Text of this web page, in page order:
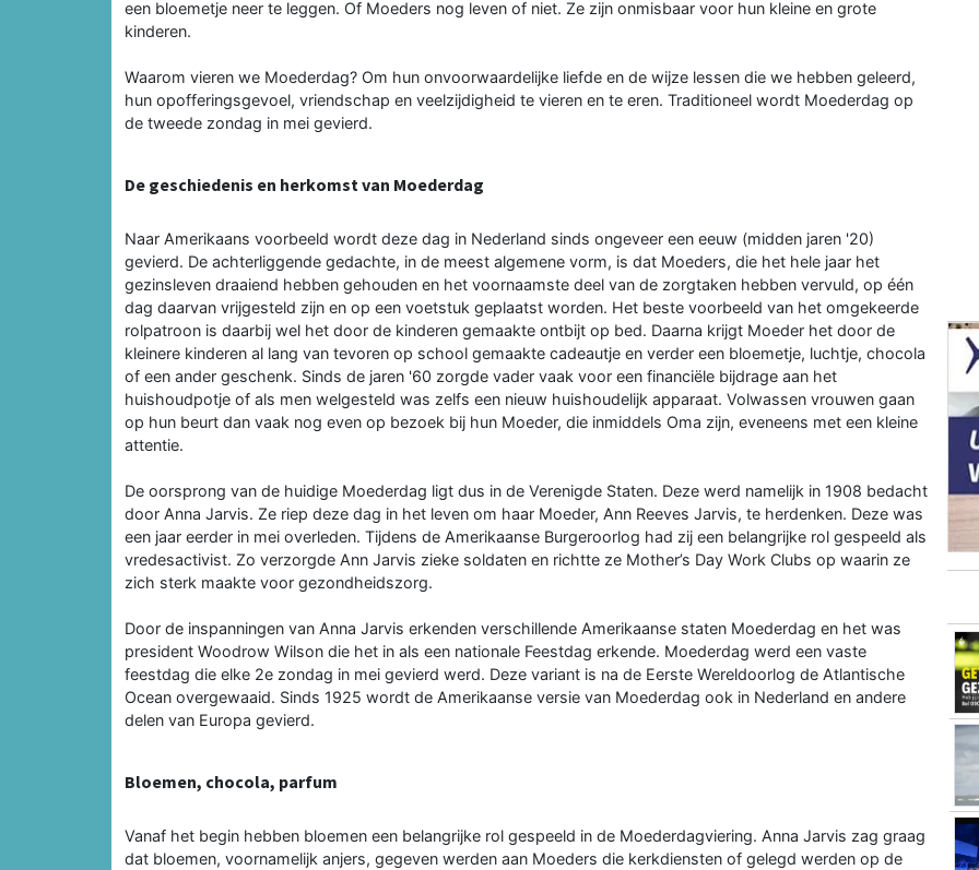
een bloemetje neer te leggen. Of Moeders nog leven of niet. Ze zijn onmisbaar voor hun kleine en grote
kinderen.
Waarom vieren we Moederdag? Om hun onvoorwaardelijke liefde en de wijze lessen die we hebben geleerd,
hun opofferingsgevoel, vriendschap en veelzijdigheid te vieren en te eren. Traditioneel wordt Moederdag op
de tweede zondag in mei gevierd.
De geschiedenis en herkomst van Moederdag
Naar Amerikaans voorbeeld wordt deze dag in Nederland sinds ongeveer een eeuw (midden jaren '20)
gevierd. De achterliggende gedachte, in de meest algemene vorm, is dat Moeders, die het hele jaar het
gezinsleven draaiend hebben gehouden en het voornaamste deel van de zorgtaken hebben vervuld, op één
dag daarvan vrijgesteld zijn en op een voetstuk geplaatst worden. Het beste voorbeeld van het omgekeerde
rolpatroon is daarbij wel het door de kinderen gemaakte ontbijt op bed. Daarna krijgt Moeder het door de
kleinere kinderen al lang van tevoren op school gemaakte cadeautje en verder een bloemetje, luchtje, chocola
of een ander geschenk. Sinds de jaren '60 zorgde vader vaak voor een financiële bijdrage aan het
huishoudpotje of als men welgesteld was zelfs een nieuw huishoudelijk apparaat. Volwassen vrouwen gaan
op hun beurt dan vaak nog even op bezoek bij hun Moeder, die inmiddels Oma zijn, eveneens met een kleine
attentie.
De oorsprong van de huidige Moederdag ligt dus in de Verenigde Staten. Deze werd namelijk in 1908 bedacht
door Anna Jarvis. Ze riep deze dag in het leven om haar Moeder, Ann Reeves Jarvis, te herdenken. Deze was
een jaar eerder in mei overleden. Tijdens de Amerikaanse Burgeroorlog had zij een belangrijke rol gespeeld als
vredesactivist. Zo verzorgde Ann Jarvis zieke soldaten en richtte ze Mother’s Day Work Clubs op waarin ze
zich sterk maakte voor gezondheidszorg.
Door de inspanningen van Anna Jarvis erkenden verschillende Amerikaanse staten Moederdag en het was
president Woodrow Wilson die het in als een nationale Feestdag erkende. Moederdag werd een vaste
feestdag die elke 2e zondag in mei gevierd werd. Deze variant is na de Eerste Wereldoorlog de Atlantische
Ocean overgewaaid. Sinds 1925 wordt de Amerikaanse versie van Moederdag ook in Nederland en andere
delen van Europa gevierd.
Bloemen, chocola, parfum
Vanaf het begin hebben bloemen een belangrijke rol gespeeld in de Moederdagviering. Anna Jarvis zag graag
dat bloemen, voornamelijk anjers, gegeven werden aan Moeders die kerkdiensten of gelegd werden op de